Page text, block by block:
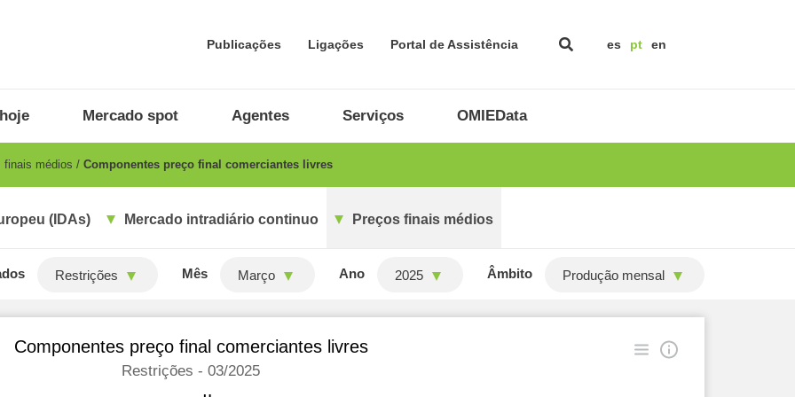
Publicações Ligações Portal de Assistência es pt en
Mercado spot Agentes Serviços OMIEData
finais médios Componentes preço final comerciantes livres
(IDAs) Mercado intradiário continuo Preços finais médios
Restrições Mês Março Ano 2025 Âmbito Produção mensal
Componentes preço final comerciantes livres
Restrições - 03/2025